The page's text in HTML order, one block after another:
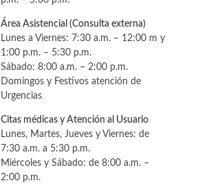
Área Asistencial (Consulta externa)
Lunes a Viernes: 7:30 a.m. – 12:00 m y
1:00 p.m. – 5:30 p.m.
Sábado: 8:00 a.m. – 2:00 p.m.
Domingos y Festivos atención de
Urgencias
Citas médicas y Atención al Usuario
Lunes, Martes, Jueves y Viernes: de
7:30 a.m. a 5:30 p.m.
Miércoles y Sábado: de 8:00 a.m. –
2:00 p.m.